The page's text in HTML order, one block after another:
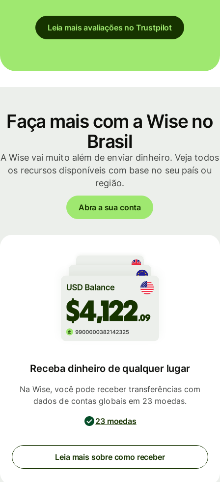
Leia mais avaliações no Trustpilot
Faça mais com a Wise no
Brasil
A Wise vai muito além de enviar dinheiro. Veja todos
os recursos disponíveis com base no seu país ou
região.
Abra a sua conta
Receba dinheiro de qualquer lugar
Na Wise, você pode receber transferências com
dados de contas globais em 23 moedas.
23 moedas
Leia mais sobre como receber